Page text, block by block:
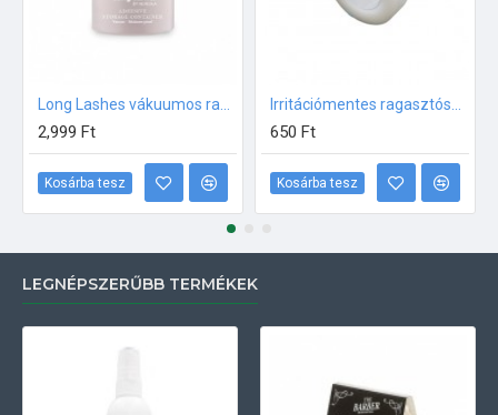
2,999 Ft
Kosárba tesz
650 Ft
Kosárba tesz
LEGNÉPSZERŰBB TERMÉKEK